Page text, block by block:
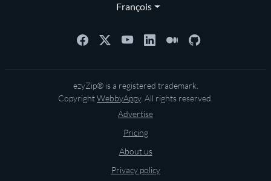
François
ezyZip® is a registered trademark.
CopyrightWebbyAppy. All rights reserved.
Advertise
Pricing
About us
Privacy policy